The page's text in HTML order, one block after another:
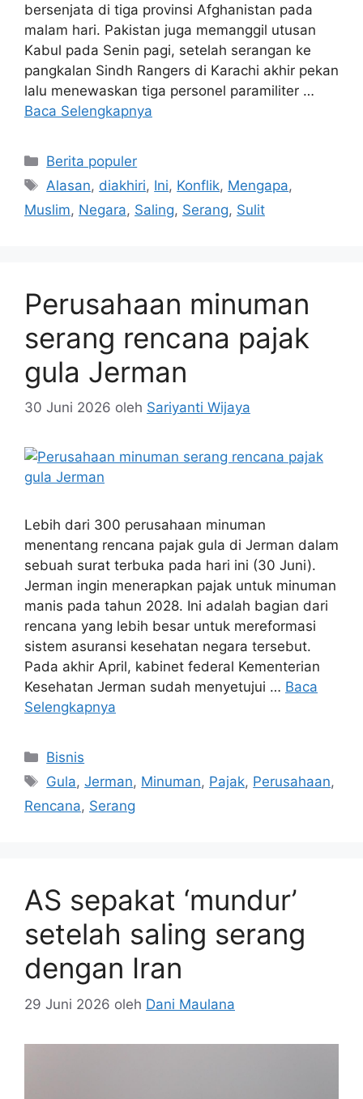
bersenjata di tiga provinsi Afghanistan pada
malam hari. Pakistan juga memanggil utusan
Kabul pada Senin pagi, setelah serangan ke
pangkalan Sindh Rangers di Karachi akhir pekan
lalu menewaskan tiga personel paramiliter …
Baca Selengkapnya
Kategori
Berita populer
Tag
Alasan, diakhiri, Ini, Konflik, Mengapa,
Muslim, Negara, Saling, Serang, Sulit
Perusahaan minuman
serang rencana pajak
gula Jerman
30 Juni 2026 oleh Sariyanti Wijaya
Lebih dari 300 perusahaan minuman
menentang rencana pajak gula di Jerman dalam
sebuah surat terbuka pada hari ini (30 Juni).
Jerman ingin menerapkan pajak untuk minuman
manis pada tahun 2028. Ini adalah bagian dari
rencana yang lebih besar untuk mereformasi
sistem asuransi kesehatan negara tersebut.
Pada akhir April, kabinet federal Kementerian
Kesehatan Jerman sudah menyetujui … Baca
Selengkapnya
Kategori
Bisnis
Tag
Gula,Jerman, Minuman, Pajak, Perusahaan,
Rencana, Serang
AS sepakat ‘mundur’
setelah saling serang
dengan Iran
29 Juni 2026 oleh Dani Maulana